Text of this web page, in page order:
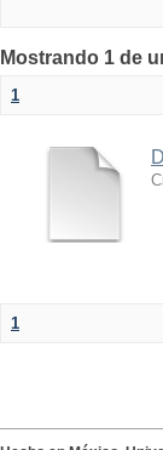
Mostrando 1 de
1
1